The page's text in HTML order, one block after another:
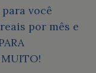
você
por mês e
MUITO!